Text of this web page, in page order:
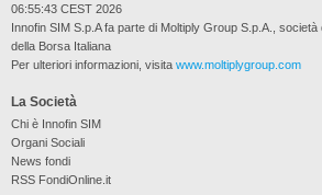
La Società
Chi è Innofin SIM
Organi Sociali
News fondi
RSS FondiOnline.it
06:55:43 CEST 2026
Innofin SIM S.p.A fa parte di Moltiply Group S.p.A., società
della Borsa Italiana
Per ulteriori informazioni, visita www.moltiplygroup.com